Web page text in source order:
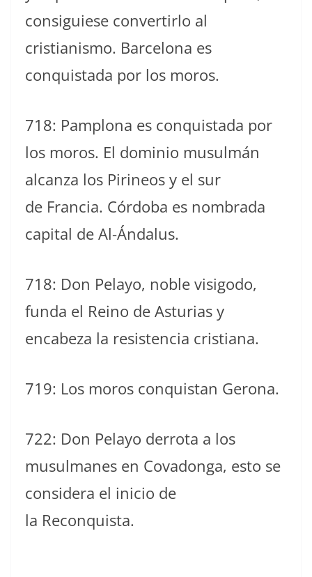
consiguiese convertirlo al
cristianismo. Barcelona es
conquistada por los moros.
718: Pamplona es conquistada por
los moros. El dominio musulmán
alcanza los Pirineos y el sur
de Francia. Córdoba es nombrada
capital de Al-Ándalus.
718: Don Pelayo, noble visigodo,
funda el Reino de Asturias y
encabeza la resistencia cristiana.
719: Los moros conquistan Gerona.
722: Don Pelayo derrota a los
musulmanes en Covadonga, esto se
considera el inicio de
la Reconquista.